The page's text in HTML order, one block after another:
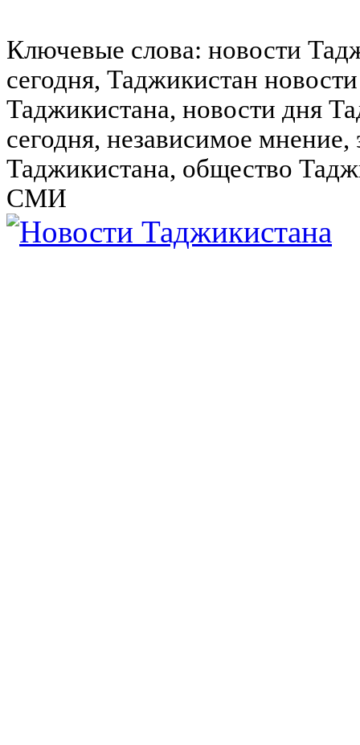
Ключевые слова: новости
сегодня, Таджикистан
Таджикистана, новости дня
сегодня, независимое
Таджикистана, общество
СМИ